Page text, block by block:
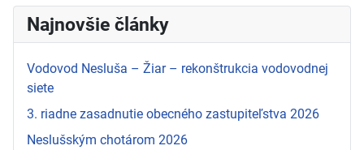
Najnovšie články
Vodovod Nesluša – Žiar – rekonštrukcia vodovodnej
siete
3. riadne zasadnutie obecného zastupiteľstva 2026
Neslušským chotárom 2026